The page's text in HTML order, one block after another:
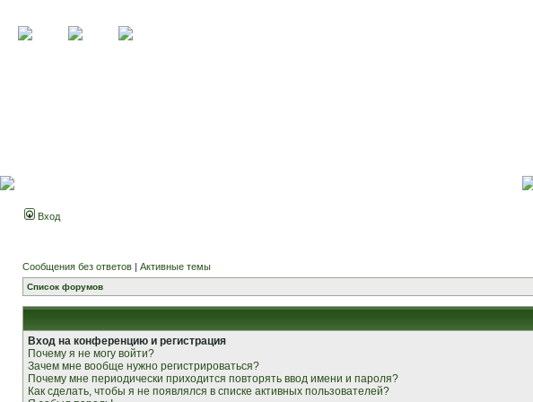
Вход
Сообщения без ответов | Активные темы
Список форумов
Вход на конференцию и регистрация
Почему я не могу войти?
Зачем мне вообще нужно регистрироваться?
Почему мне периодически приходится повторять ввод имени и пароля?
Как сделать, чтобы я не появлялся в списке активных пользователей?